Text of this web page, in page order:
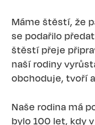
Máme štěstí, že
se podařilo
štěstí přeje
naší rodiny
obchoduje, tvoří
Naše rodina má
bylo 100 let, kdy